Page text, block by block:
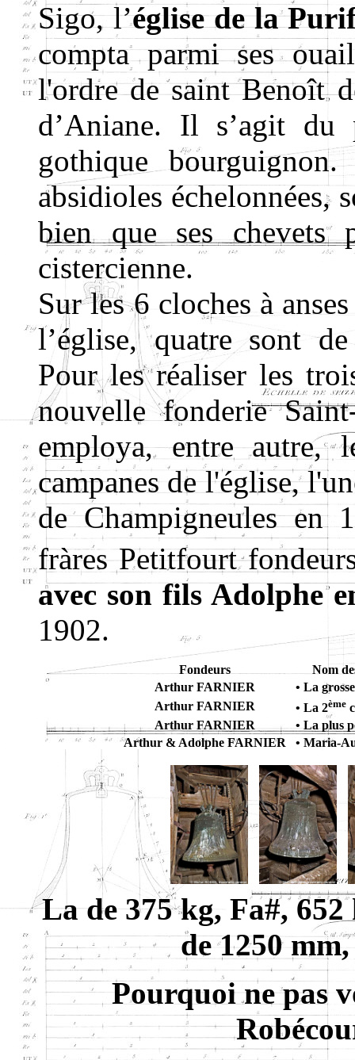
Sigo, l’église de la
compta parmi ses
l'ordre de saint Benoît
d’Aniane. Il s’agit du
gothique
absidioles échelonnées,
bien que ses chevets
cistercienne.
Sur les 6 cloches à
l’église, quatre sont
Pour les réaliser les
nouvelle fonderie
employa, entre autre,
campanes de l'église,
de Champigneules en
fràres Petitfourt
avec son fils Adolphe
1902.
Fondeurs
Nom
Arthur FARNIER
• La
Arthur FARNIER
• La 2ème
Arthur FARNIER
• La plus
Arthur & Adolphe FARNIER
• Maria-
La de 375 kg, Fa#,
de 1250
Pourquoi ne pas